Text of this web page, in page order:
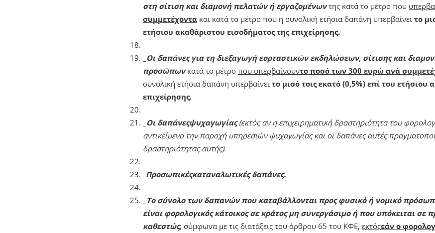
στη σίτιση και διαμονή πελατών ή εργαζομένωντης κατά το μέτρο που
συμμετέχοντα και κατά το μέτρο που η συνολική ετήσια δαπάνη υπερβαίνει το
ετήσιου ακαθάριστου εισοδήματος της επιχείρησης.
Οι δαπάνες για τη διεξαγωγή εορταστικών εκδηλώσεων, σίτισης και
προσώπωνκατά το μέτρο που υπερβαίνουντο ποσό των 300 ευρώ ανά
συνολική ετήσια δαπάνη υπερβαίνει το μισό τοις εκατό (0,5%) επί του ετήσιου
επιχείρησης.
Οι δαπάνεςψυχαγωγίας (εκτός αν η επιχειρηματική δραστηριότητα του
αντικείμενο την παροχή υπηρεσιών ψυχαγωγίας και οι δαπάνες αυτές
δραστηριότητας αυτής).
Προσωπικέςκαταναλωτικές δαπάνες.
Το σύνολο των δαπανών που καταβάλλονται προς φυσικό ή νομικό
είναι φορολογικός κάτοικος σε κράτος μη συνεργάσιμο ή που υπόκειται σε
καθεστώς, σύμφωνα με τις διατάξεις του άρθρου 65 του ΚΦΕ, εκτόςεάν ο